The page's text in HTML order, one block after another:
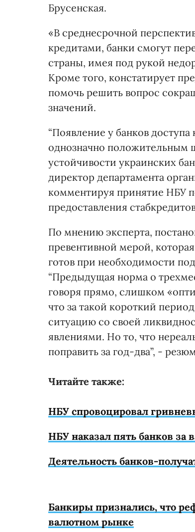
Брусенская.
«В среднесрочной
кредитами, банки смогут
страны, имея под рукой
Кроме того, констатирует
помочь решить вопрос
значений.
“Появление у банков
однозначно положительным
устойчивости украинских
директор департамента
комментируя принятие НБУ
предоставления
По мнению эксперта,
превентивной мерой,
готов при необходимости
“Предыдущая норма о
говоря прямо, слишком
что за такой короткий
ситуацию со своей
явлениями. Но то, что
поправить за год-два”, -
Читайте также:
НБУ спровоцировал
НБУ наказал пять банков
Деятельность банков-
Банкиры признались, что
валютном рынке